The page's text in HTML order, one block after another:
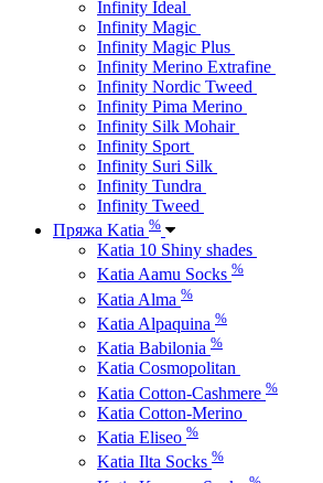
Infinity Ideal
Infinity Magic
Infinity Magic Plus
Infinity Merino Extrafine
Infinity Nordic Tweed
Infinity Pima Merino
Infinity Silk Mohair
Infinity Sport
Infinity Suri Silk
Infinity Tundra
Infinity Tweed
Пряжа Katia %
Katia 10 Shiny shades
Katia Aamu Socks %
Katia Alma %
Katia Alpaquina %
Katia Babilonia %
Katia Cosmopolitan
Katia Cotton-Cashmere %
Katia Cotton-Merino
Katia Eliseo %
Katia Ilta Socks %